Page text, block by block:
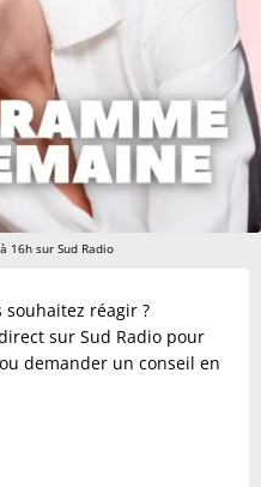
16h sur Sud Radio
réagir ?
sur Sud Radio pour
demander un conseil en